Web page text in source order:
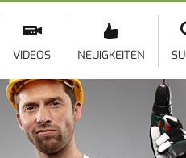
VIDEOS NEUIGKEITEN